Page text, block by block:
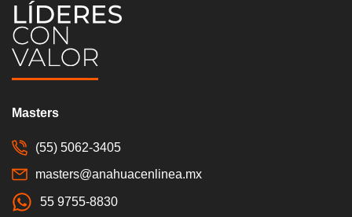
Masters
(55) 5062-3405
masters@anahuacenlinea.mx
55 9755-8830